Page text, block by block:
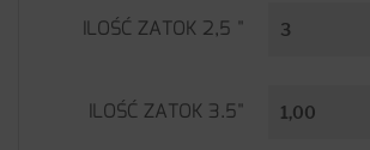
ILOŚĆ ZATOK 2,5 " 3
ILOŚĆ ZATOK 3.5" 1,00